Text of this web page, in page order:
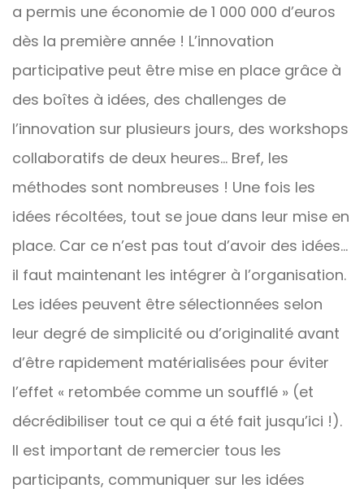
a permis une économie de 1 000 000 d’euros
dès la première année ! L’innovation
participative peut être mise en place grâce à
des boîtes à idées, des challenges de
l’innovation sur plusieurs jours, des workshops
collaboratifs de deux heures… Bref, les
méthodes sont nombreuses ! Une fois les
idées récoltées, tout se joue dans leur mise en
place. Car ce n’est pas tout d’avoir des idées…
il faut maintenant les intégrer à l’organisation.
Les idées peuvent être sélectionnées selon
leur degré de simplicité ou d’originalité avant
d’être rapidement matérialisées pour éviter
l’effet « retombée comme un soufflé » (et
décrédibiliser tout ce qui a été fait jusqu’ici !).
Il est important de remercier tous les
participants, communiquer sur les idées